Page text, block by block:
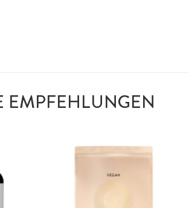
EMPFEHLUNGEN